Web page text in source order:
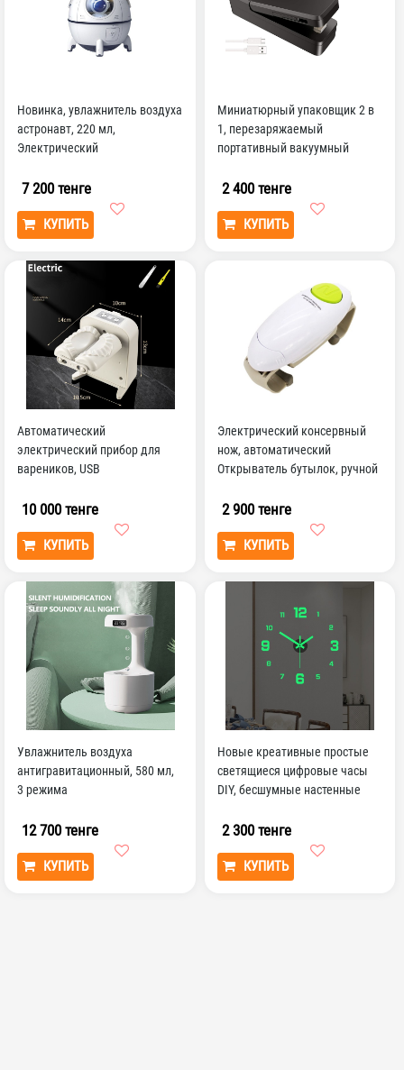
Новинка, увлажнитель воздуха
астронавт, 220 мл,
Электрический
фотолюми...
7 200 тенге
КУПИТЬ
Миниатюрный упаковщик 2 в
1, перезаряжаемый
портативный вакуумный
п...
2 400 тенге
КУПИТЬ
Автоматический
электрический прибор для
вареников, USB
10 000 тенге
КУПИТЬ
Электрический консервный
нож, автоматический
Открыватель бутылок, ручной
2 900 тенге
КУПИТЬ
Увлажнитель воздуха
антигравитационный, 580 мл,
3 режима
12 700 тенге
КУПИТЬ
Новые креативные простые
светящиеся цифровые часы
DIY, бесшумные настенные
2 300 тенге
КУПИТЬ